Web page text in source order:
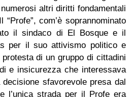
altri diritti fondamentali
“Profe”, com’è soprannominato
il sindaco di El Bosque e il
per il suo attivismo politico e
di un gruppo di cittadini
e insicurezza che interessava
sfavorevole presa dal
l’unica strada per il Profe era